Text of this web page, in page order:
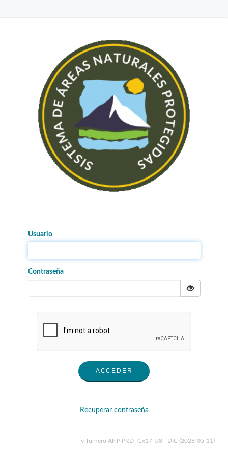
Usuario
Contraseña
Recuperar contraseña
v Turnero ANP PRD- Gx17-U8 - DIC (2026-05-11)